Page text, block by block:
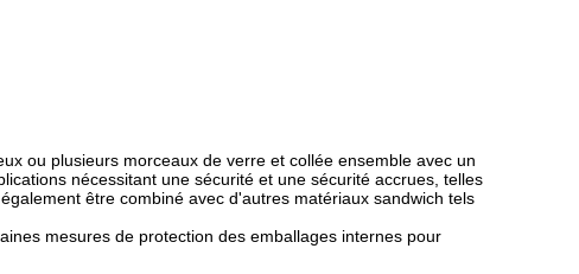
ou plusieurs morceaux de verre et collée ensemble avec un
nécessitant une sécurité et une sécurité accrues, telles
être combiné avec d'autres matériaux sandwich tels
mesures de protection des emballages internes pour